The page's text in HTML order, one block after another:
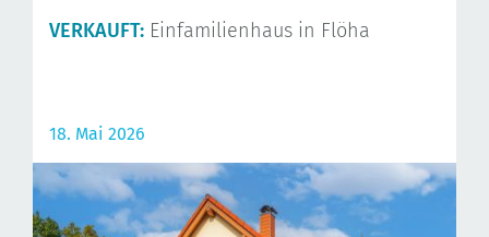
VERKAUFT: Einfamilienhaus in Flöha
18. Mai 2026